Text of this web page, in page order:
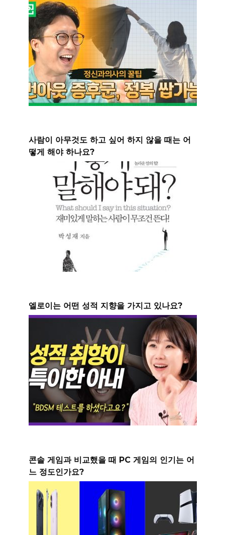
사람이 아무것도 하고 싶어 하지 않을 때는 어
떻게 해야 하나요?
엘로이는 어떤 성적 지향을 가지고 있나요?
콘솔 게임과 비교했을 때 PC 게임의 인기는 어
느 정도인가요?